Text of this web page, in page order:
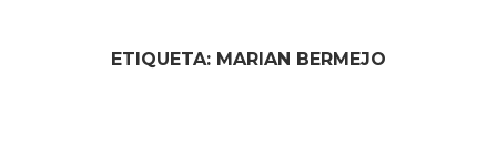
ETIQUETA: MARIAN BERMEJO